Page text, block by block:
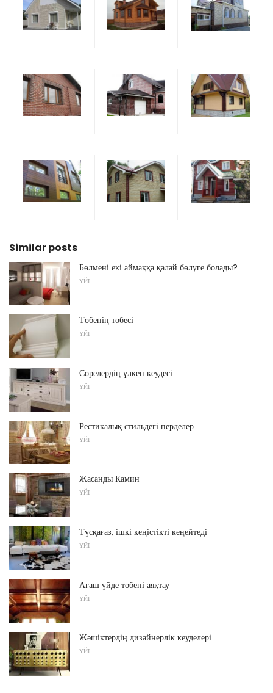
Similar posts
Бөлмені екі аймаққа қалай бөлуге болады?
ҮЙІ
Төбенің төбесі
ҮЙІ
Сөрелердің үлкен кеудесі
ҮЙІ
Рестикалық стильдегі перделер
ҮЙІ
Жасанды Камин
ҮЙІ
Түсқағаз, ішкі кеңістікті кеңейтеді
ҮЙІ
Ағаш үйде төбені аяқтау
ҮЙІ
Жәшіктердің дизайнерлік кеуделері
ҮЙІ